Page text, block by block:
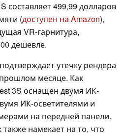
составляет 499,99 долларов
(доступен на Amazon),
VR-гарнитура,
дешевле.
утечку рендера
месяце. Как
3S оснащен двумя ИК-
ИК-осветителями и
на передней панели.
намекает на то, что